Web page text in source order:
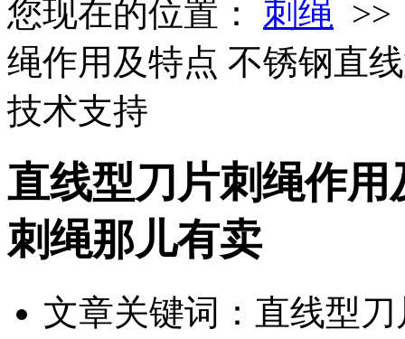
您现在的位置： 刺绳
绳作用及特点 不锈钢直
技术支持
直线型刀片刺绳作
刺绳那儿有卖
文章关键词：直线型